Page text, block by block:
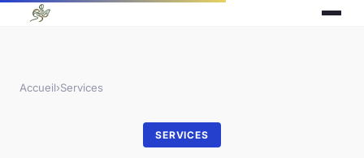
Accueil›Services
SERVICES